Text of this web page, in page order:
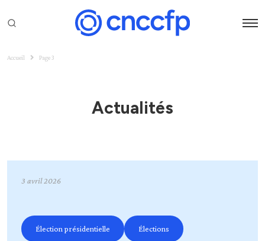
Accueil Page 3
Actualités
3 avril 2026
Élection présidentielle Élections